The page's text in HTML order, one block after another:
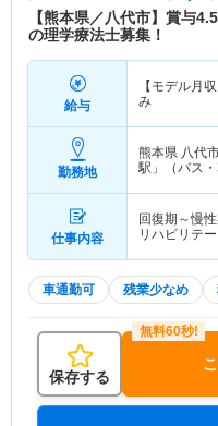
【熊本県／八代市】賞与
の理学療法士募集！
給与
【モデル月収
み
勤務地
熊本県 八代
駅」（バス
仕事内容
回復期～慢
リハビリテ
車通勤可 残業少なめ
保存する